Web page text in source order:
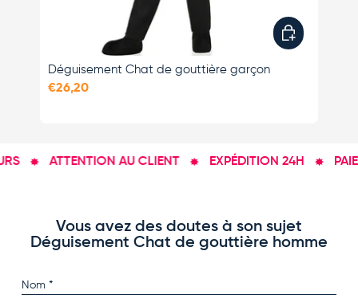
Déguisement Chat de gouttière garçon
€26,20
Choisir les
ATTENTION AU CLIENT EXPÉDITION 24H
Vous avez des doutes à son sujet
Déguisement Chat de gouttière homme